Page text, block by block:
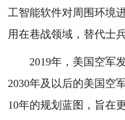
工智能软件对周围环境
用在巷战领域，替代士
2019年，美国空军发
2030年及以后的美国空
10年的规划蓝图，旨在